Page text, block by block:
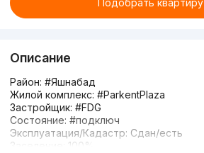
Подобрать квартиру
Описание
Район: #Яшнабад
Жилой комплекс: #ParkentPlaza
Застройщик: #FDG
Состояние: #подключ
Эксплуатация/Кадастр: Сдан/есть
Заселение: 100%